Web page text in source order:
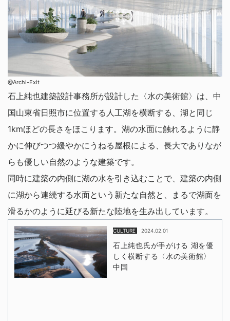
@Archi-Exit
石上純也建築設計事務所が設計した〈水の美術館〉は、中
国山東省日照市に位置する人工湖を横断する、湖と同じ
1kmほどの長さをほこります。湖の水面に触れるように静
かに伸びつつ緩やかにうねる屋根による、長大でありなが
らも優しい自然のような建築です。
同時に建築の内側に湖の水を引き込むことで、建築の内側
に湖から連続する水面という新たな自然と、まるで湖面を
滑るかのように延びる新たな陸地を生み出しています。